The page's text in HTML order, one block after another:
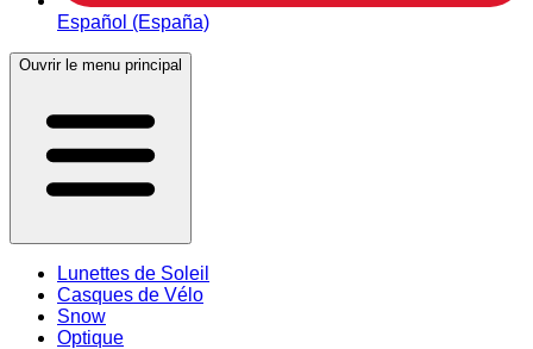
Español (España)
Ouvrir le menu principal
Lunettes de Soleil
Casques de Vélo
Snow
Optique